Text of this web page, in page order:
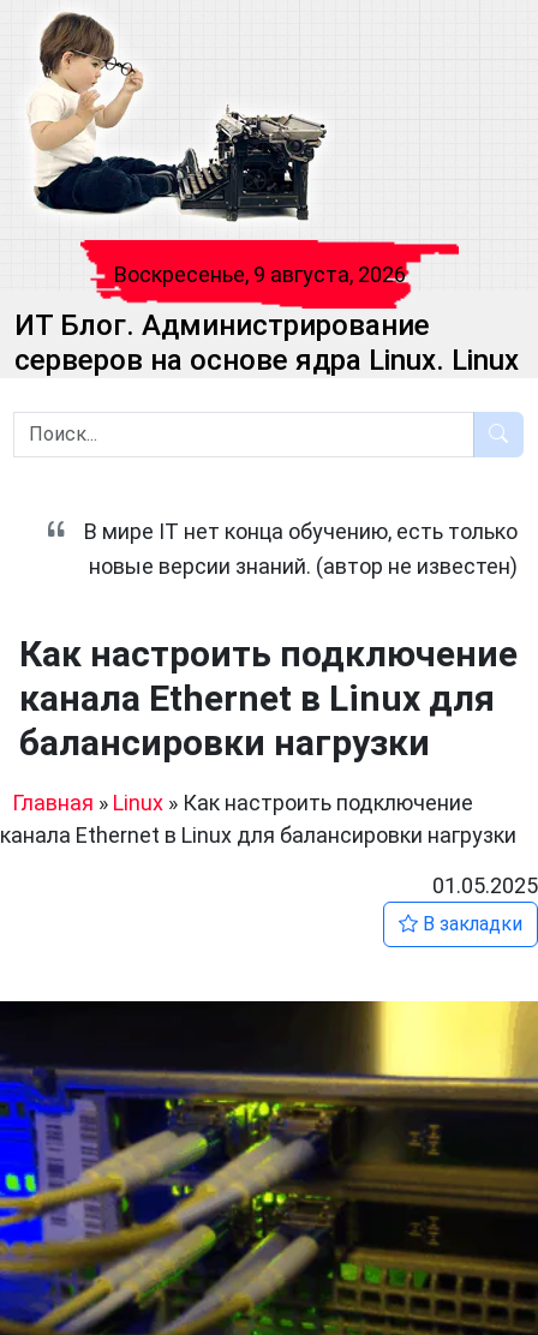
Воскресенье, 9 августа, 2026
ИТ Блог. Администрирование
серверов на основе ядра Linux. Linux
В мире IT нет конца обучению, есть только
новые версии знаний. (автор не известен)
Как настроить подключение
канала Ethernet в Linux для
балансировки нагрузки
Главная » Linux » Как настроить подключение
канала Ethernet в Linux для балансировки нагрузки
01.05.2025
В закладки